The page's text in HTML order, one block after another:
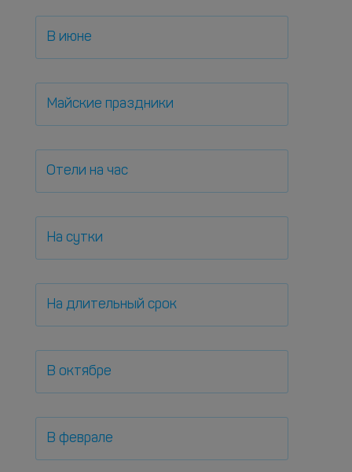
В июне
Майские праздники
Отели на час
На сутки
На длительный срок
В октябре
В феврале